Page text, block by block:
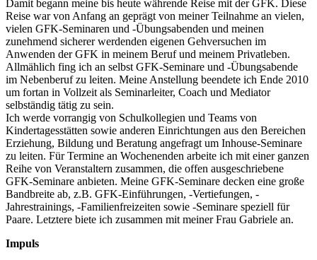
Damit begann meine bis heute währende Reise mit der GFK. Diese
Reise war von Anfang an geprägt von meiner Teilnahme an vielen,
vielen GFK-Seminaren und -Übungsabenden und meinen
zunehmend sicherer werdenden eigenen Gehversuchen im
Anwenden der GFK in meinem Beruf und meinem Privatleben.
Allmählich fing ich an selbst GFK-Seminare und -Übungsabende
im Nebenberuf zu leiten. Meine Anstellung beendete ich Ende 2010
um fortan in Vollzeit als Seminarleiter, Coach und Mediator
selbständig tätig zu sein.
Ich werde vorrangig von Schulkollegien und Teams von
Kindertagesstätten sowie anderen Einrichtungen aus den Bereichen
Erziehung, Bildung und Beratung angefragt um Inhouse-Seminare
zu leiten. Für Termine an Wochenenden arbeite ich mit einer ganzen
Reihe von Veranstaltern zusammen, die offen ausgeschriebene
GFK-Seminare anbieten. Meine GFK-Seminare decken eine große
Bandbreite ab, z.B. GFK-Einführungen, -Vertiefungen, -
Jahrestrainings, -Familienfreizeiten sowie -Seminare speziell für
Paare. Letztere biete ich zusammen mit meiner Frau Gabriele an.
Impuls